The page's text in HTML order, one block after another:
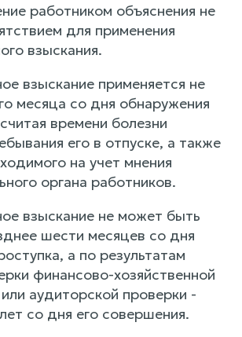
работником объяснения не
для применения
взыскания.
взыскание применяется не
месяца со дня обнаружения
времени болезни
его в отпуске, а также
на учет мнения
органа работников.
взыскание не может быть
шести месяцев со дня
а по результатам
финансово-хозяйственной
аудиторской проверки -
со дня его совершения.